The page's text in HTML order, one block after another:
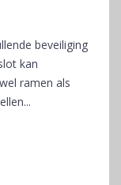
beveiliging
kan
ramen als